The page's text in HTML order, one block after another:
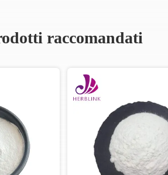
raccomandati